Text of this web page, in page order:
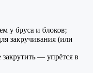
у бруса и блоков;
закручивания (или
— упрётся в